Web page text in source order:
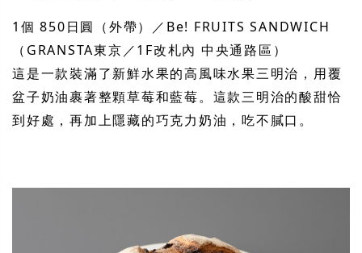
1個 850日圓（外帶）／Be! FRUITS SANDWICH
（GRANSTA東京／1F改札內 中央通路區）
這是一款裝滿了新鮮水果的高風味水果三明治，用覆
盆子奶油裹著整顆草莓和藍莓。這款三明治的酸甜恰
到好處，再加上隱藏的巧克力奶油，吃不膩口。